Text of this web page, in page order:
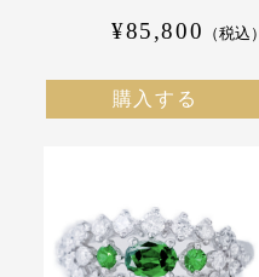
¥85,800 （税込）
購入する